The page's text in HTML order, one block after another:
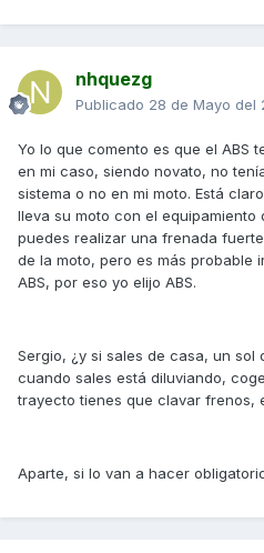
nhquezg
Publicado 28 de Mayo del
Yo lo que comento es que el ABS
en mi caso, siendo novato, no
sistema o no en mi moto. Está
lleva su moto con el equipamiento
puedes realizar una frenada
de la moto, pero es más probable
ABS, por eso yo elijo ABS.
Sergio, ¿y si sales de casa, un sol
cuando sales está diluviando,
trayecto tienes que clavar frenos,
Aparte, si lo van a hacer